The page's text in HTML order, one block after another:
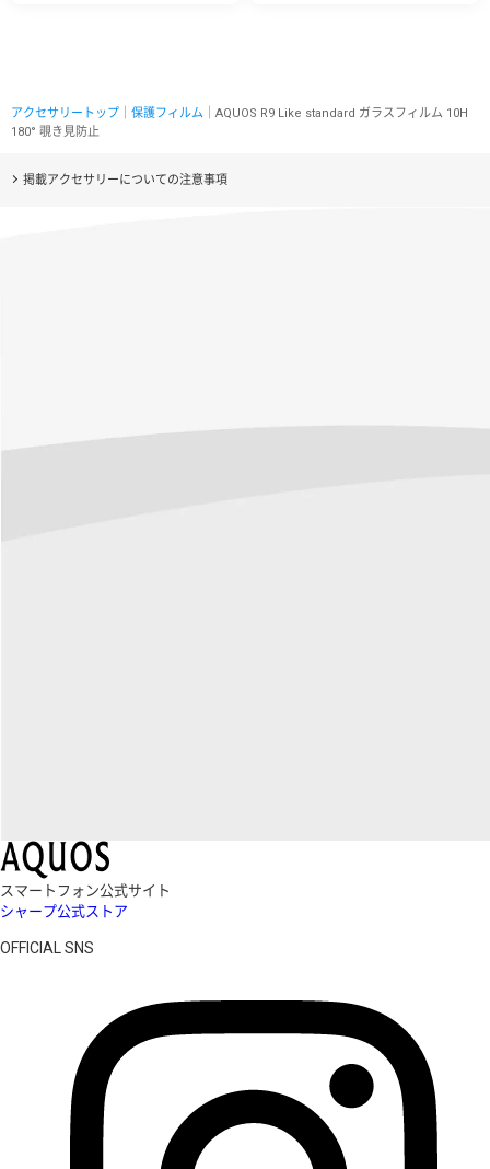
アクセサリートップ 保護フィルム ｜AQUOS R9 Like standard ガラスフィルム 10H
180° 覗き見防止
掲載アクセサリーについての注意事項
スマートフォン公式サイト
シャープ公式ストア
OFFICIAL SNS